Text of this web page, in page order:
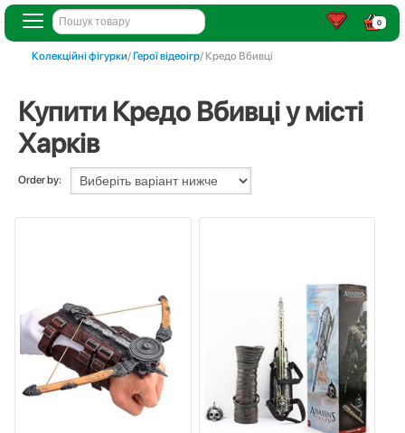
0
Колекційні фігурки/Герої відеоігр/ Кредо Вбивці
Купити Кредо Вбивці у місті
Харків
Order by: